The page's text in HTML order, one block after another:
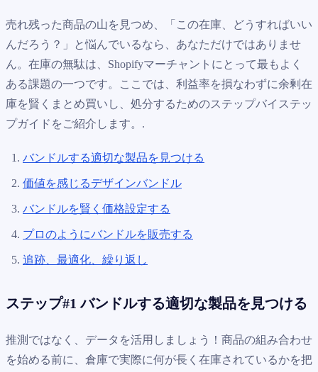
売れ残った商品の山を見つめ、「この在庫、どうすればいい
んだろう？」と悩んでいるなら、あなただけではありませ
ん。在庫の無駄は、Shopifyマーチャントにとって最もよく
ある課題の一つです。ここでは、利益率を損なわずに余剰在
庫を賢くまとめ買いし、処分するためのステップバイステッ
プガイドをご紹介します。.
バンドルする適切な製品を見つける
価値を感じるデザインバンドル
バンドルを賢く価格設定する
プロのようにバンドルを販売する
追跡、最適化、繰り返し
ステップ#1 バンドルする適切な製品を見つける
推測ではなく、データを活用しましょう！商品の組み合わせ
を始める前に、倉庫で実際に何が長く在庫されているかを把